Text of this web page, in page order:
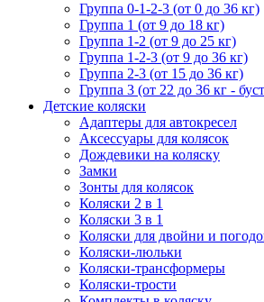
Группа 0-1-2-3 (от 0 до 36 кг)
Группа 1 (от 9 до 18 кг)
Группа 1-2 (от 9 до 25 кг)
Группа 1-2-3 (от 9 до 36 кг)
Группа 2-3 (от 15 до 36 кг)
Группа 3 (от 22 до 36 кг -
Детские коляски
Адаптеры для автокресел
Аксессуары для колясок
Дождевики на коляску
Замки
Зонты для колясок
Коляски 2 в 1
Коляски 3 в 1
Коляски для двойни и
Коляски-люльки
Коляски-трансформеры
Коляски-трости